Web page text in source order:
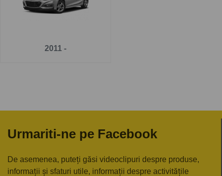
cârligele de remorcare au un tratament special de
alege instalația electrică în funcție de ceea ce ați dori să
2011 -
Urmariti-ne pe Facebook
De asemenea, puteți găsi videoclipuri despre produse,
informații și sfaturi utile, informații despre activitățile